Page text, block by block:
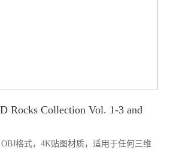
Rocks Collection Vol. 1-3 and
格式，4K贴图材质，适用于任何三维